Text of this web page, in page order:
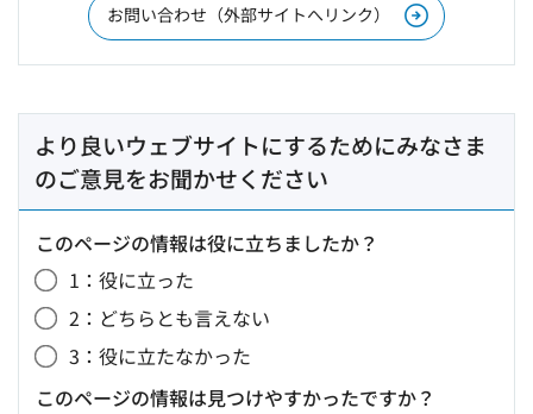
お問い合わせ（外部サイトへリンク）
より良いウェブサイトにするためにみなさま
のご意見をお聞かせください
このページの情報は役に立ちましたか？
1：役に立った
2：どちらとも言えない
3：役に立たなかった
このページの情報は見つけやすかったですか？